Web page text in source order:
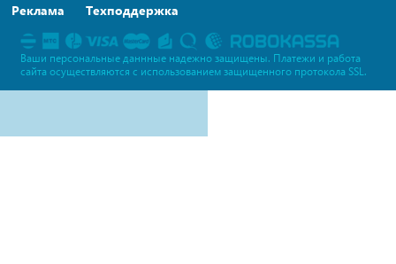
Реклама
Техподдержка
Ваши персональные даннные надежно защищены. Платежи и работа
сайта осуществляются c использованием защищенного протокола SSL.